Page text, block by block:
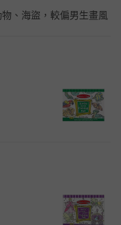
、海盜，較偏男生畫風